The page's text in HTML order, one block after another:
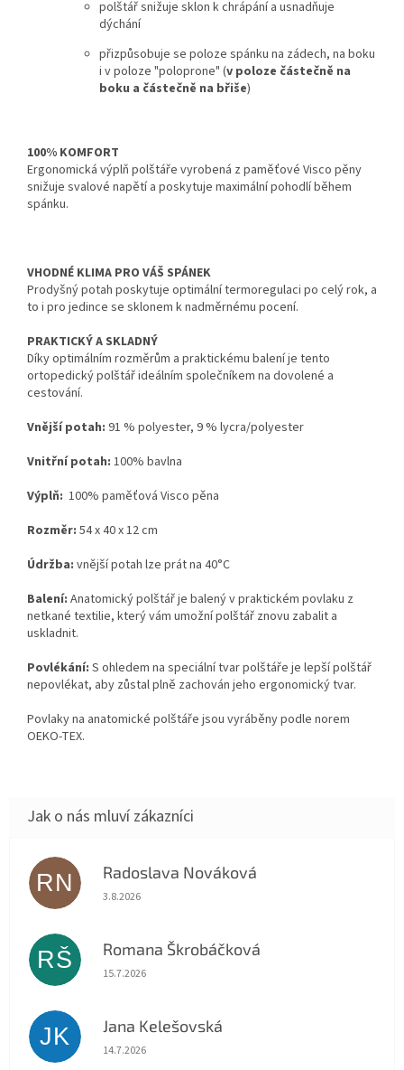
polštář snižuje sklon k chrápání a usnadňuje
dýchání
přizpůsobuje se poloze spánku na zádech, na boku
i v poloze "poloprone" (v poloze částečně na
boku a částečně na břiše)
100% KOMFORT
Ergonomická výplň polštáře vyrobená z paměťové Visco pěny
snižuje svalové napětí a poskytuje maximální pohodlí během
spánku.
VHODNÉ KLIMA PRO VÁŠ SPÁNEK
Prodyšný potah poskytuje optimální termoregulaci po celý rok, a
to i pro jedince se sklonem k nadměrnému pocení.
PRAKTICKÝ A SKLADNÝ
Díky optimálním rozměrům a praktickému balení je tento
ortopedický polštář ideálním společníkem na dovolené a
cestování.
Vnější potah: 91 % polyester, 9 % lycra/polyester
Vnitřní potah: 100% bavlna
Výplň: 100% paměťová Visco pěna
Rozměr: 54 x 40 x 12 cm
Údržba: vnější potah lze prát na 40°C
Balení: Anatomický polštář je balený v praktickém povlaku z
netkané textilie, který vám umožní polštář znovu zabalit a
uskladnit.
Povlékání: S ohledem na speciální tvar polštáře je lepší polštář
nepovlékat, aby zůstal plně zachován jeho ergonomický tvar.
Povlaky na anatomické polštáře jsou vyráběny podle norem
OEKO-TEX.
RN Radoslava Nováková
Hodnocení obchodu je 5 z 5 hvězdiček.
3.8.2026
RŠ Romana Škrobáčková
Hodnocení obchodu je 5 z 5 hvězdiček.
15.7.2026
JK Jana Kelešovská
Hodnocení obchodu je 5 z 5 hvězdiček.
14.7.2026